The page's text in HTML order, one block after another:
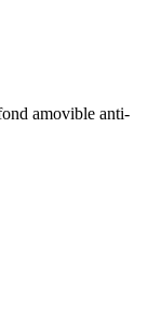
amovible anti-